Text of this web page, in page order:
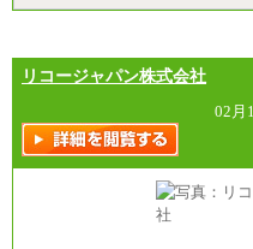
リコージャパン株式会社
02月